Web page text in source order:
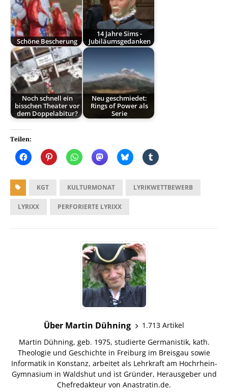
Schöne Bescherung
14 Jahre Sims -
Jubiläumsgedanken
Noch schnell ein
bisschen Theater vor
dem Doppelabitur?
Neu geschmiedet:
Rings of Power als
Serie
Teilen:
KGT KULTURMONAT LYRIKWETTBEWERB
LYRIXX PERFORIERTE LYRIXX
Über Martin Dühning
1.713 Artikel
Martin Dühning, geb. 1975, studierte Germanistik, kath.
Theologie und Geschichte in Freiburg im Breisgau sowie
Informatik in Konstanz, arbeitet als Lehrkraft am Hochrhein-
Gymnasium in Waldshut und ist Gründer, Herausgeber und
Chefredakteur von Anastratin.de.